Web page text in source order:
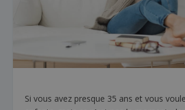
Si vous avez presque 35 ans et vous